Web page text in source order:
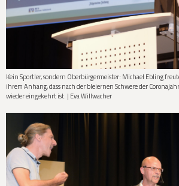
Kein Sportler, sondern Oberbürgermeister: Michael Ebling
ihrem Anhang, dass nach der bleiernen Schwere der
wieder eingekehrt ist. | Eva Willwacher